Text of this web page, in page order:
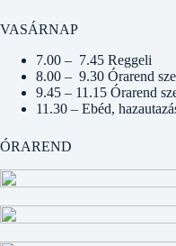
VASÁRNAP
7.00 – 7.45 Reggeli
8.00 – 9.30 Órarend
9.45 – 11.15 Órarend
11.30 – Ebéd,
ÓRAREND